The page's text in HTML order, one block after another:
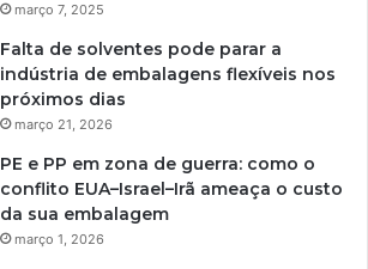
março 7, 2025
Falta de solventes pode parar a
indústria de embalagens flexíveis nos
próximos dias
março 21, 2026
PE e PP em zona de guerra: como o
conflito EUA–Israel–Irã ameaça o custo
da sua embalagem
março 1, 2026